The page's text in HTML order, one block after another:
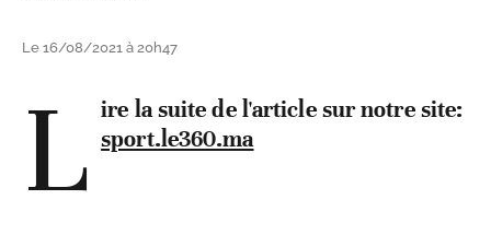
Le 16/08/2021 à 20h47
L ire la suite de l'article sur notre site:
sport.le360.ma